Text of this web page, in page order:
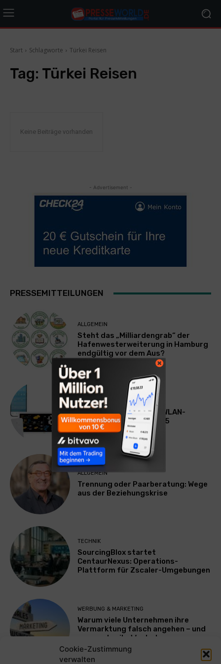
Cookie-Zustimmung
verwalten
Start Schlagworte Türkei Reisen
Tag: Türkei Reisen
Keine Beiträge vorhanden
- Advertisement -
PRESSEMITTEILUNGEN
ALLGEMEIN
Steht das „Milliardengrab“ der
Hafenwesterweiterung in Hamburg
endgültig vor dem Aus?
ALLGEMEIN
Luminea Home Control WLAN-
Wetterstation FWS-1205
ALLGEMEIN
Trennung oder Paarberatung: Wege
aus der Beziehungskrise
TECHNIK
SourcingBlox startet
CentaurNexus: Operations-
Plattform für Zscaler-Umgebungen
WERBUNG & MARKETING
Warum viele Unternehmen ihre
Vermarktung falsch angehen – und
warum das ihr Wachstum
ausbremst